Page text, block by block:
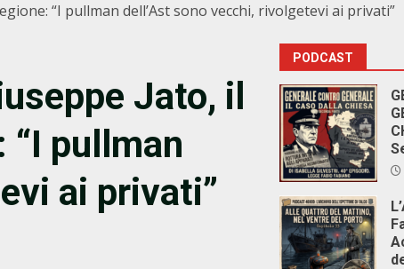
“I pullman dell’Ast sono vecchi, rivolgetevi ai privati”
Jato, il
“I pullman
ai privati”
PODCAST